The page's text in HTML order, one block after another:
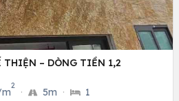
THIỆN – DÒNG TIỀN 1,2
2
· 5m · 1